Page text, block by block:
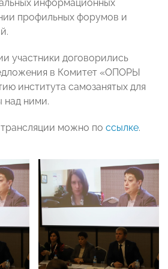
информационных
профильных форумов и
участники договорились
в Комитет «ОПОРЫ
института самозанятых для
над ними.
можно по ссылке.